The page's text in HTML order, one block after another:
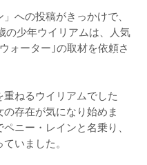
への投稿がきっかけで、
の少年ウイリアムは、人気
ォーター｣の取材を依頼さ
ねるウイリアムでした
存在が気になり始めま
ニー・レインと名乗り、
いました。